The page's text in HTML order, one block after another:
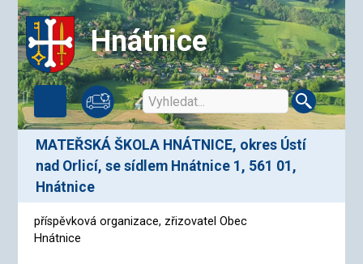
Hnátnice
MATEŘSKÁ ŠKOLA HNÁTNICE, okres Ústí
nad Orlicí, se sídlem Hnátnice 1, 561 01,
Hnátnice
příspěvková organizace, zřizovatel Obec
Hnátnice